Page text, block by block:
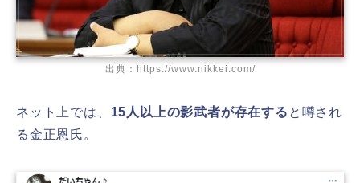
出典：https://www.nikkei.com/
ネット上では、 15人以上の影武者が存在する と噂され
る金正恩氏。